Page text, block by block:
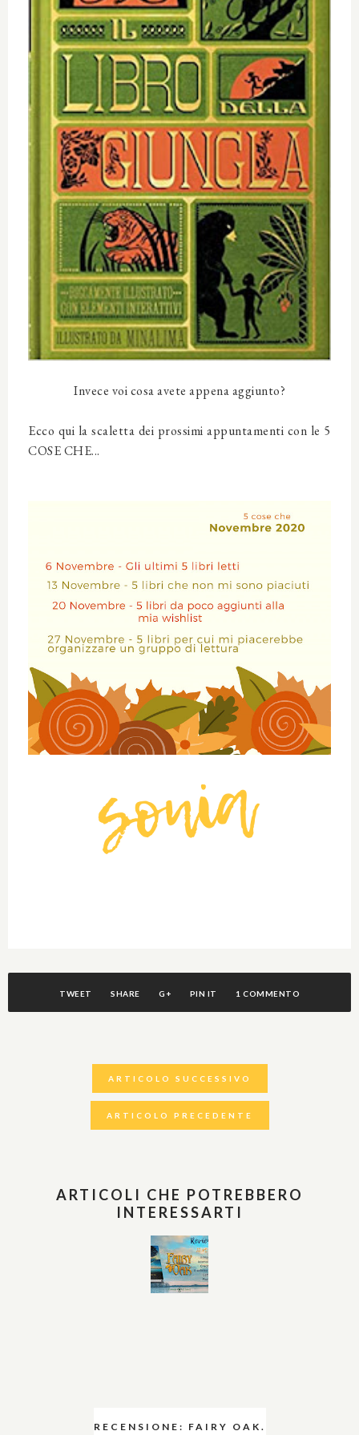
Invece voi cosa avete appena aggiunto?
Ecco qui la scaletta dei prossimi appuntamenti con le 5
COSE CHE...
TWEET SHARE G+ PIN IT 1 COMMENTO
ARTICOLO SUCCESSIVO
ARTICOLO PRECEDENTE
ARTICOLI CHE POTREBBERO
INTERESSARTI
RECENSIONE: FAIRY OAK.